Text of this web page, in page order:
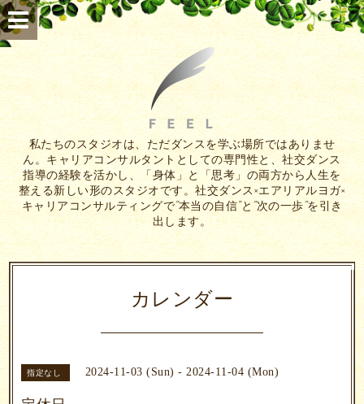
私たちのスタジオは、ただダンスを学ぶ場所ではありませ
ん。キャリアコンサルタントとしての専門性と、社交ダンス
指導の経験を活かし、「身体」と「思考」の両方から人生を
整える新しい形のスタジオです。社交ダンス×エアリアルヨガ×
キャリアコンサルティングで”本当の自信”と”次の一歩”を引き
出します。
カレンダー
指定なし 2024-11-03 (Sun) - 2024-11-04 (Mon)